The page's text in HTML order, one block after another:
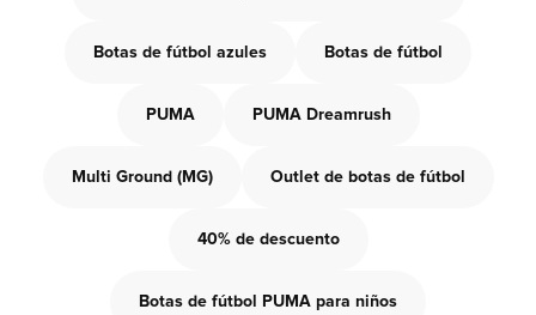
Botas de fútbol azules Botas de fútbol
PUMA PUMA Dreamrush
Multi Ground (MG) Outlet de botas de fútbol
40% de descuento
Botas de fútbol PUMA para niños